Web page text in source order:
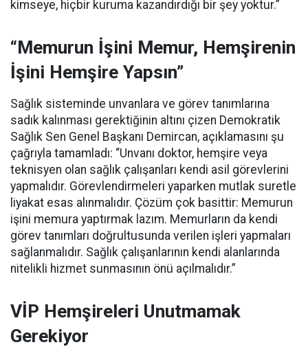
kimseye, hiçbir kuruma kazandırdığı bir şey yoktur.”
“Memurun İşini Memur, Hemşirenin
İşini Hemşire Yapsın”
Sağlık sisteminde unvanlara ve görev tanımlarına
sadık kalınması gerektiğinin altını çizen Demokratik
Sağlık Sen Genel Başkanı Demircan, açıklamasını şu
çağrıyla tamamladı: “Unvanı doktor, hemşire veya
teknisyen olan sağlık çalışanları kendi asil görevlerini
yapmalıdır. Görevlendirmeleri yaparken mutlak suretle
liyakat esas alınmalıdır. Çözüm çok basittir: Memurun
işini memura yaptırmak lazım. Memurların da kendi
görev tanımları doğrultusunda verilen işleri yapmaları
sağlanmalıdır. Sağlık çalışanlarının kendi alanlarında
nitelikli hizmet sunmasının önü açılmalıdır.”
VİP Hemşireleri Unutmamak
Gerekiyor